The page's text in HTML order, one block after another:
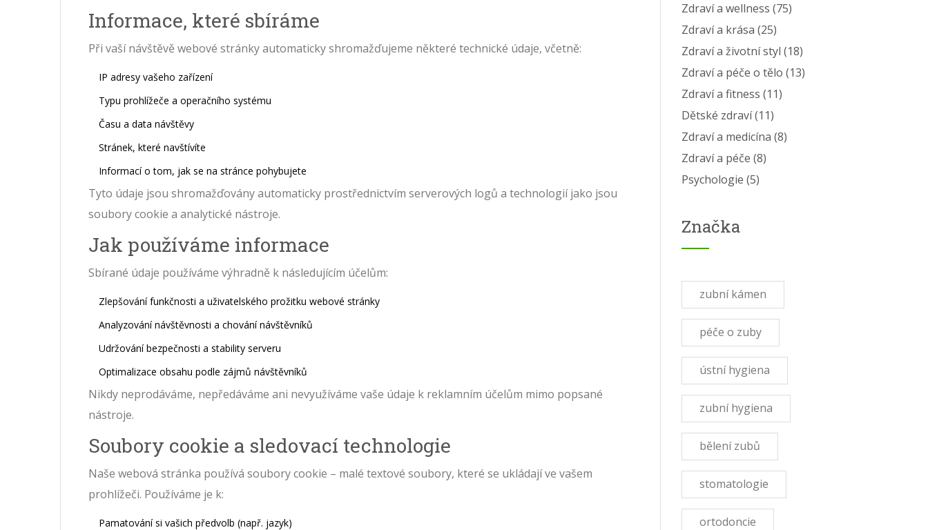
Informace, které sbíráme
Při vaší návštěvě webové stránky automaticky shromažďujeme některé technické údaje, včetně:
IP adresy vašeho zařízení
Typu prohlížeče a operačního systému
Času a data návštěvy
Stránek, které navštívíte
Informací o tom, jak se na stránce pohybujete
Tyto údaje jsou shromažďovány automaticky prostřednictvím serverových logů a technologií jako jsou
soubory cookie a analytické nástroje.
Jak používáme informace
Sbírané údaje používáme výhradně k následujícím účelům:
Zlepšování funkčnosti a uživatelského prožitku webové stránky
Analyzování návštěvnosti a chování návštěvníků
Udržování bezpečnosti a stability serveru
Optimalizace obsahu podle zájmů návštěvníků
Nikdy neprodáváme, nepředáváme ani nevyužíváme vaše údaje k reklamním účelům mimo popsané
nástroje.
Soubory cookie a sledovací technologie
Naše webová stránka používá soubory cookie – malé textové soubory, které se ukládají ve vašem
prohlížeči. Používáme je k:
Pamatování si vašich předvolb (např. jazyk)
Zdraví a wellness (75)
Zdraví a krása (25)
Zdraví a životní styl (18)
Zdraví a péče o tělo (13)
Zdraví a fitness (11)
Dětské zdraví(11)
Zdraví a medicína (8)
Zdraví a péče (8)
Psychologie (5)
Značka
zubní kámen
péče o zuby
ústní hygiena
zubní hygiena
bělení zubů
stomatologie
ortodoncie